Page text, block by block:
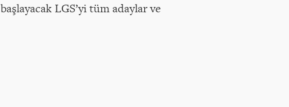
LGS’yi tüm adaylar ve